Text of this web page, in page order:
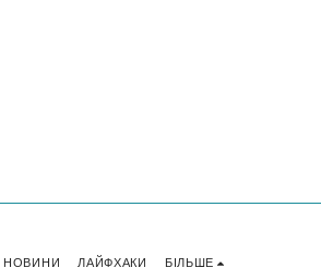
НОВИНИ ЛАЙФХАКИ БІЛЬШЕ